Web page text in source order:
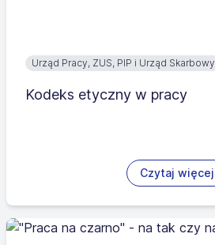
Urząd Pracy, ZUS, PIP i Urząd Skarbowy
Kodeks etyczny w pracy
Czytaj więcej